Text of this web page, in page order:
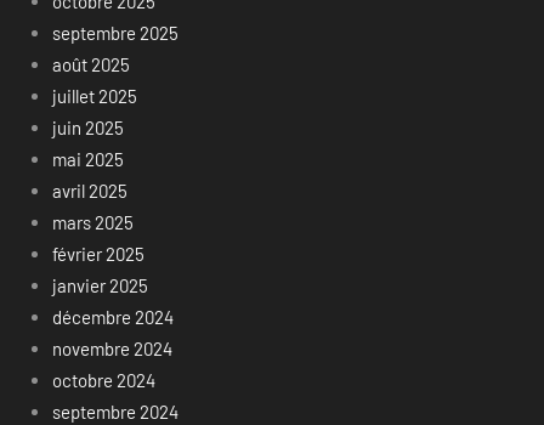
septembre 2025
août 2025
juillet 2025
juin 2025
mai 2025
avril 2025
mars 2025
février 2025
janvier 2025
décembre 2024
novembre 2024
octobre 2024
septembre 2024